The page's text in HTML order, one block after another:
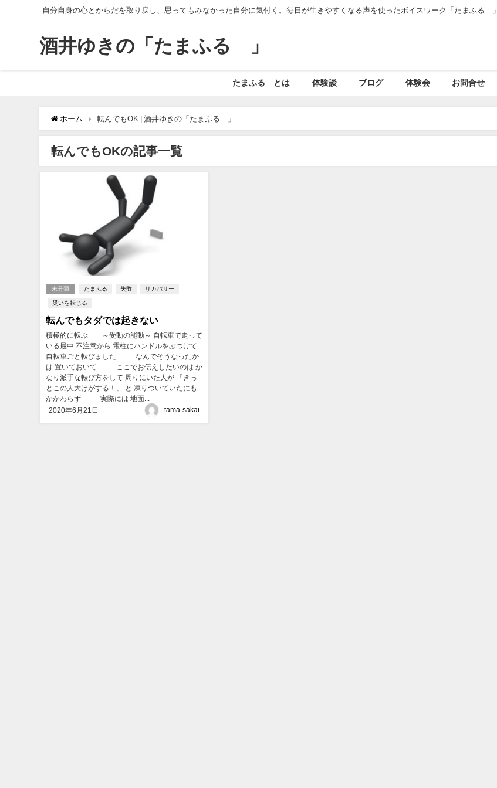
自分自身の心とからだを取り戻し、思ってもみなかった自分に気付く。毎日が生きやすくなる声を使ったボイスワーク「たまふる®」
酒井ゆきの「たまふる®」
たまふる®とは 体験談 ブログ 体験会 お問合せ
ホーム 転んでもOK | 酒井ゆきの「たまふる®」
転んでもOKの記事一覧
未分類 たまふる 失敗 リカバリー
災いを転じる
転んでもタダでは起きない
積極的に転ぶ ～受動の能動～ 自転車で走って
いる最中 不注意から 電柱にハンドルをぶつけて
自転車ごと転びました なんでそうなったか
は 置いておいて ここでお伝えしたいのは か
なり派手な転び方をして 周りにいた人が 「きっ
とこの人大けがする！」 と 凍りついていたにも
かかわらず 実際には 地面...
2020年6月21日
tama-sakai